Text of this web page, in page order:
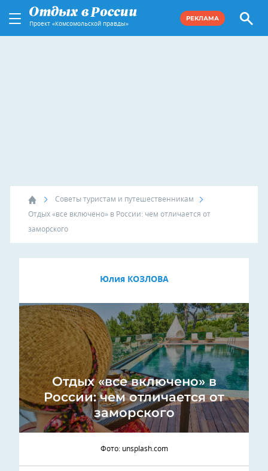
Проект «Комсомольской правды»
РЕКЛАМА
Советы туристам и путешественникам
Отдых «все включено» в России: чем отличается от
заморского
Юлия КОЗЛОВА
Отдых «все включено» в
России: чем отличается от
заморского
Фото: unsplash.com